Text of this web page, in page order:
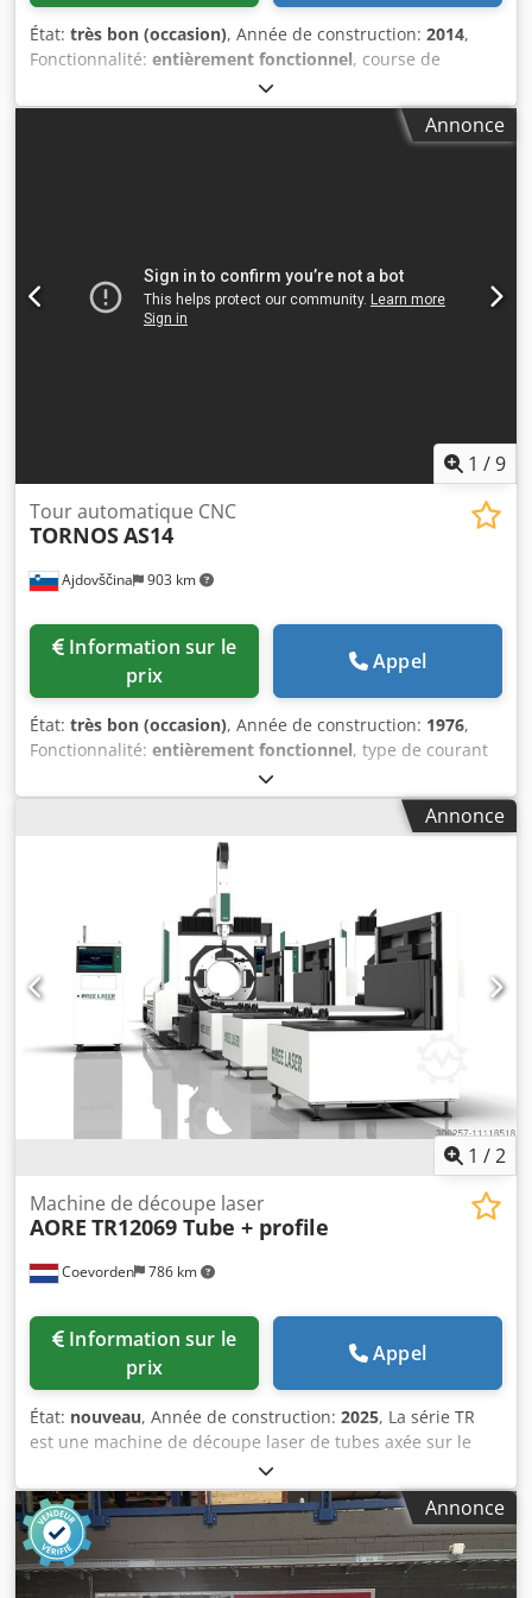
État: très bon (occasion), Année de construction: 2014,
Fonctionnalité: entièrement fonctionnel, course de
3 000 mm, course de l’axe Y:
course de déplacement axe Z:1 500 mm, Heidenhain 530
Tête de fraisage diagonale avec indexation 2,5° x 2,5°Annonce
1 /9
Ajdovščina 903 km
Tour automatique CNC
TORNOSAS14
prix
Appel
État: très bon (occasion), Année de construction: 1976,
Fonctionnalité: entièrement fonctionnel, type de courant
, La machine est en parfait état de
marche. C'est une machine très rapide, le pick-up a été
refait. Vente en raison d'une future retraite. Le reste des
machines, l'équipement complet sera également à vendre
dans le futur. Trois machines cnc, deux chariots
élévateurs, etc... Chjdjnyiyajpfx Af Uoa Tous les articles ne
sont pas sur les photos car il y a une limite de 15 photos.
Contact pour photos.
Annonce
1 /2
Coevorden 786 km
Machine de découpe laser
AORE TR12069 Tube + profile
prix
Appel
État: nouveau, Année de construction: 2025, La série TR
est une machine de découpe laser de tubes axée sur le
traitement de tubes lourds. Elle utilise un bâti horizontal
traditionnel à haute capacité de charge et une structure à
portique mobile, ce qui permet de répondre à diverses
conditions de découpe complexes. Elle est largement
utilisée dans la découpe de poutres de construction, le
traitement de canalisations et l'industrie des structures
Annonce